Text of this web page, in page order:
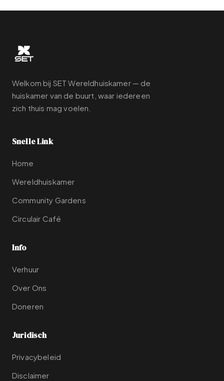
Welkom bij SET Wereldhuiskamer — de
huiskamer van de buurt, waar iedereen
zich thuis mag voelen.
Snelle Link
Home
Wereldhuiskamer
Community Gardens
Circulair Café
Info
Verhuur
Over Ons
Doneren
Juridisch
Privacybeleid
Disclaimer